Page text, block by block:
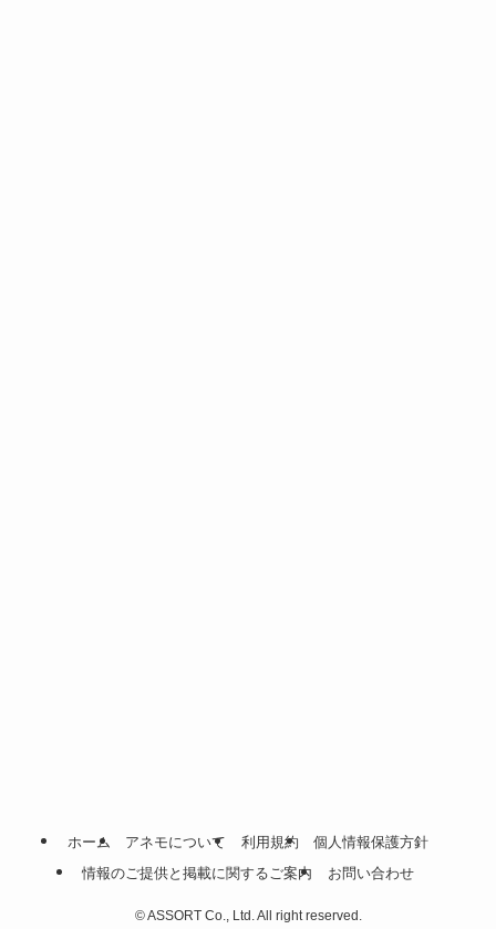
ホーム アネモについて 利用規約
個人情報保護方針
情報のご提供と掲載に関するご案内
お問い合わせ
©ASSORT Co., Ltd. All right reserved.